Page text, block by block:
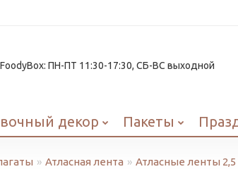
ПН-ПТ 11:30-17:30, СБ-ВС выходной
декор Пакеты
Атласная лента Атласные ленты 2,5